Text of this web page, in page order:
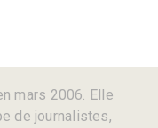
mars 2006. Elle
de journalistes,